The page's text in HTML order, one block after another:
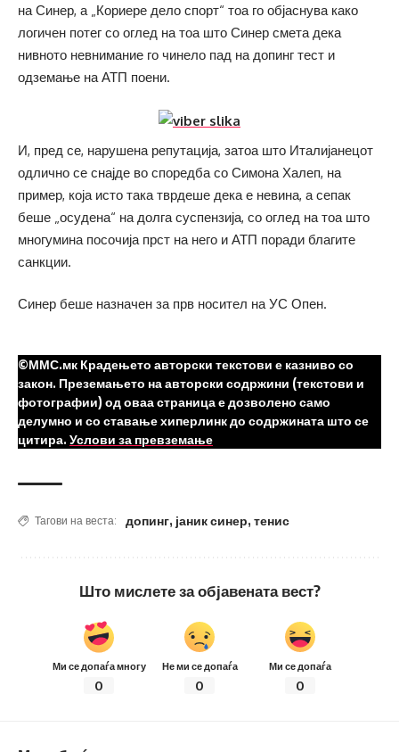
на Синер, а „Кориере дело спорт“ тоа го објаснува како
логичен потег со оглед на тоа што Синер смета дека
нивното невнимание го чинело пад на допинг тест и
одземање на АТП поени.
И, пред се, нарушена репутација, затоа што Италијанецот
одлично се снајде во споредба со Симона Халеп, на
пример, која исто така тврдеше дека е невина, а сепак
беше „осудена“ на долга суспензија, со оглед на тоа што
многумина посочија прст на него и АТП поради благите
санкции.
Синер беше назначен за прв носител на УС Опен.
©ММС.мк Крадењето авторски текстови е казниво со
закон. Преземањето на авторски содржини (текстови и
фотографии) од оваа страница е дозволено само
делумно и со ставање хиперлинк до содржината што се
цитира. Услови за превземање
Тагови на веста: допинг, јаник синер, тенис
Што мислете за објавената вест?
Ми се допаѓа многу
0
Не ми се допаѓа
0
Ми се допаѓа
0